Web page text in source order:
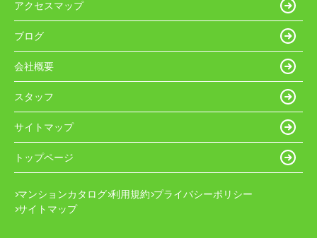
アクセスマップ
ブログ
会社概要
スタッフ
サイトマップ
トップページ
マンションカタログ 利用規約 プライバシーポリシー
サイトマップ